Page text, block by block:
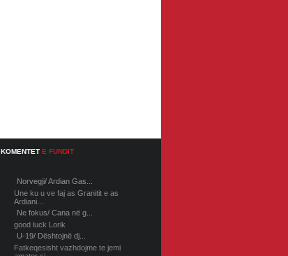
KOMENTET E FUNDIT
Norvegji/ Ardian Gas...
Une ku u ve faj as Granitit e as
Ardiani...
Ne fokus/ Cana në g...
good luck Lorik
U-19/ Dështojnë dj...
Fatkeqesisht vazhdojme te jemi